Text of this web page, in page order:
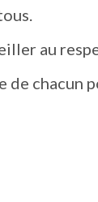
au
chacun